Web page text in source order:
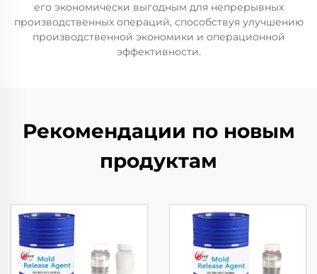
его экономически выгодным для непрерывных
производственных операций, способствуя улучшению
производственной экономики и операционной
эффективности.
Рекомендации по новым
продуктам